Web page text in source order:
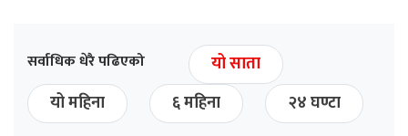
सर्वाधिक धेरै पढिएको
यो साता
यो महिना
६ महिना २४ घण्टा